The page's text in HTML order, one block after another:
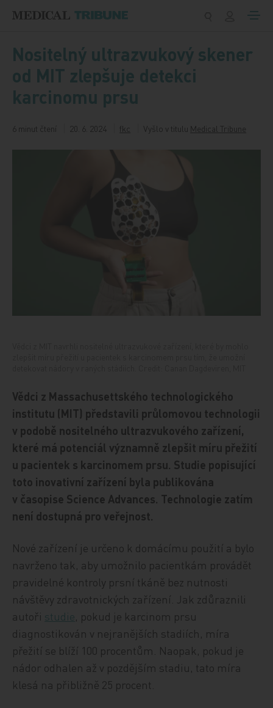
Nositelný ultrazvukový skener
od MIT zlepšuje detekci
karcinomu prsu
6 minut čtení 20. 6. 2024 fkc Vyšlo v titulu Medical Tribune
Vědci z Massachusettského technologického
institutu (MIT) představili průlomovou technologii
v podobě nositelného ultrazvukového zařízení,
které má potenciál významně zlepšit míru přežití
u pacientek s karcinomem prsu. Studie popisující
toto inovativní zařízení byla publikována
v časopise Science Advances. Technologie zatím
není dostupná pro veřejnost.
Nové zařízení je určeno k domácímu použití a bylo
navrženo tak, aby umožnilo pacientkám provádět
pravidelné kontroly prsní tkáně bez nutnosti
návštěvy zdravotnických zařízení. Jak zdůraznili
autoři studie, pokud je karcinom prsu
diagnostikován v nejranějších stadiích, míra
přežití se blíží 100 procentům. Naopak, pokud je
nádor odhalen až v pozdějším stadiu, tato míra
klesá na přibližně 25 procent.